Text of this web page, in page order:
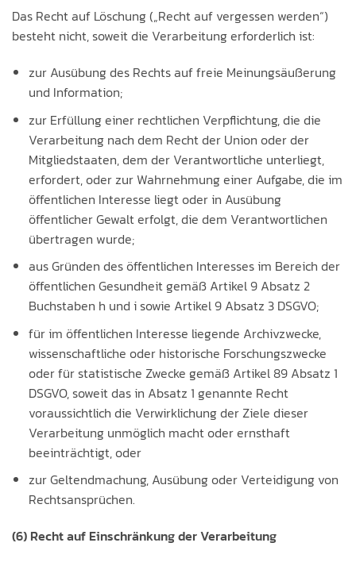
Das Recht auf Löschung („Recht auf vergessen werden“)
besteht nicht, soweit die Verarbeitung erforderlich ist:
zur Ausübung des Rechts auf freie Meinungsäußerung
und Information;
zur Erfüllung einer rechtlichen Verpflichtung, die die
Verarbeitung nach dem Recht der Union oder der
Mitgliedstaaten, dem der Verantwortliche unterliegt,
erfordert, oder zur Wahrnehmung einer Aufgabe, die im
öffentlichen Interesse liegt oder in Ausübung
öffentlicher Gewalt erfolgt, die dem Verantwortlichen
übertragen wurde;
aus Gründen des öffentlichen Interesses im Bereich der
öffentlichen Gesundheit gemäß Artikel 9 Absatz 2
Buchstaben h und i sowie Artikel 9 Absatz 3 DSGVO;
für im öffentlichen Interesse liegende Archivzwecke,
wissenschaftliche oder historische Forschungszwecke
oder für statistische Zwecke gemäß Artikel 89 Absatz 1
DSGVO, soweit das in Absatz 1 genannte Recht
voraussichtlich die Verwirklichung der Ziele dieser
Verarbeitung unmöglich macht oder ernsthaft
beeinträchtigt, oder
zur Geltendmachung, Ausübung oder Verteidigung von
Rechtsansprüchen.
(6) Recht auf Einschränkung der Verarbeitung